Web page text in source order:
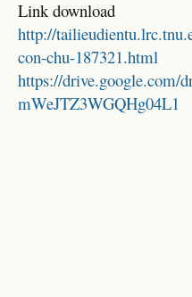
Link download
http://
con-chu-187321.html
https://drive.google.com/
mWeJTZ3WGQHg04L1